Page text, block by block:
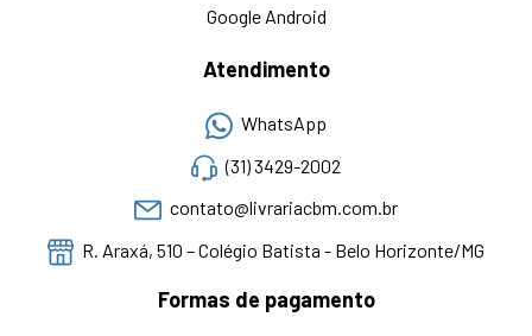
Google Android
Atendimento
WhatsApp
(31) 3429-2002
contato@livrariacbm.com.br
R. Araxá, 510 – Colégio Batista - Belo Horizonte/MG
Formas de pagamento